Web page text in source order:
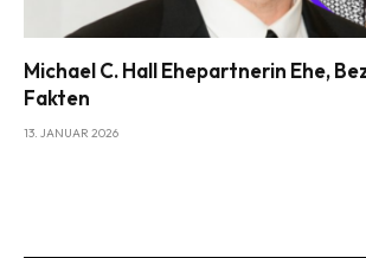
Michael C. Hall Ehepartnerin Ehe,
Fakten
13. JANUAR 2026